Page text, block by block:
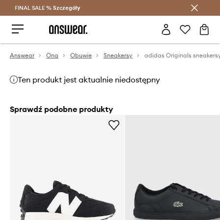
Oszczędzaj z Answear Club >
FINAL SALE % Szczegóły
Answear Ona Obuwie Sneakersy
Ten produkt jest aktualnie niedostępny
Sprawdź podobne produkty